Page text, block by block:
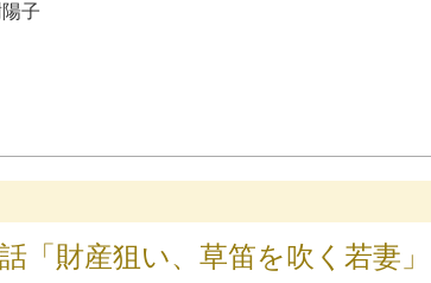
子
「財産狙い、草笛を吹く若妻」